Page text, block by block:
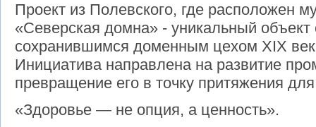
Проект из Полевского, где расположен
«Северская домна» - уникальный
сохранившимся доменным цехом XIX
Инициатива направлена на развитие
превращение его в точку притяжения
«Здоровье — не опция, а ценность».